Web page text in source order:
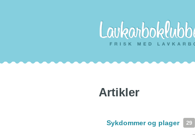
Artikler
Sykdommer og plager 29